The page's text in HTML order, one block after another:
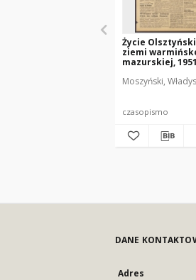
Życie
ziemi
mazurskiej,
Moszyński,
czasopismo
DANE
Adres